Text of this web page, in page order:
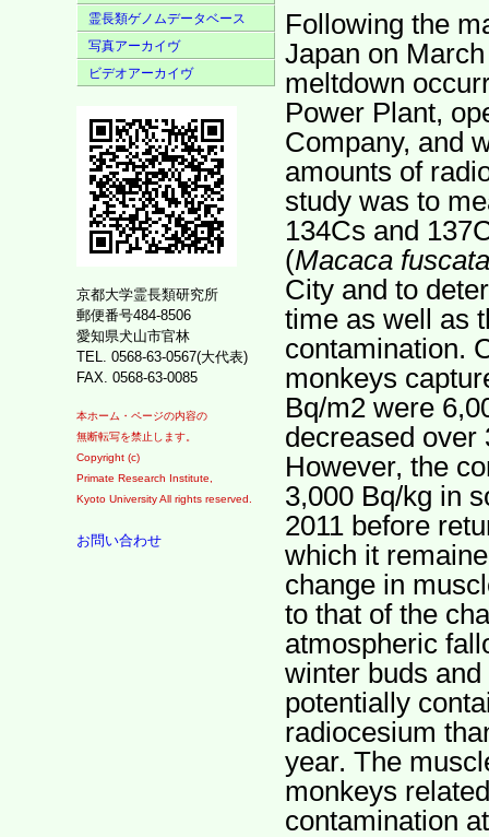
霊長類ゲノムデータベース
写真アーカイヴ
ビデオアーカイヴ
京都大学霊長類研究所
郵便番号484-8506
愛知県犬山市官林
TEL. 0568-63-0567(大代表)
FAX. 0568-63-0085
本ホーム・ページの内容の
無断転写を禁止します。
Copyright (c)
Primate Research Institute,
Kyoto University All rights reserved.
お問い合わせ
Following the
Japan on
meltdown
Power Plant,
Company, and
amounts of
study was to
134Cs and
(Macaca fuscata
City and to
time as well as
contamination.
monkeys
Bq/m2 were
decreased over
However, the
3,000 Bq/kg in
2011 before
which it
change in
to that of the
atmospheric
winter buds
potentially
radiocesium
year. The
monkeys
contamination